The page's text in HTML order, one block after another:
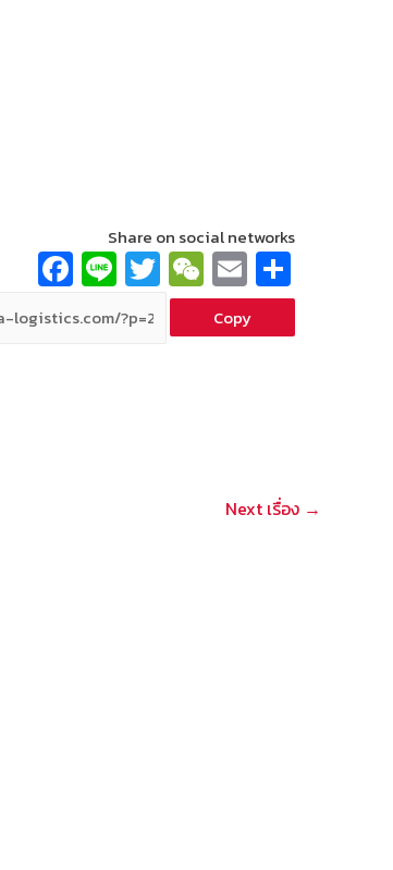
Share on social networks
Fa
ce
b
Li
n
e
T
wi
tt
W
e
C
E
m
ai ar
Copy
Next เรื่อง →